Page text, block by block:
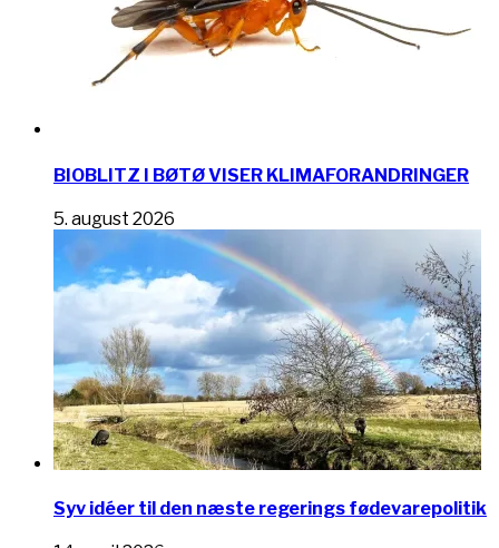
BIOBLITZ I BØTØ VISER KLIMAFORANDRINGER
5. august 2026
Syv idéer til den næste regerings fødevarepolitik